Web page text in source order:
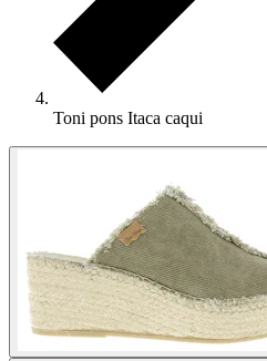
Toni pons Itaca caqui